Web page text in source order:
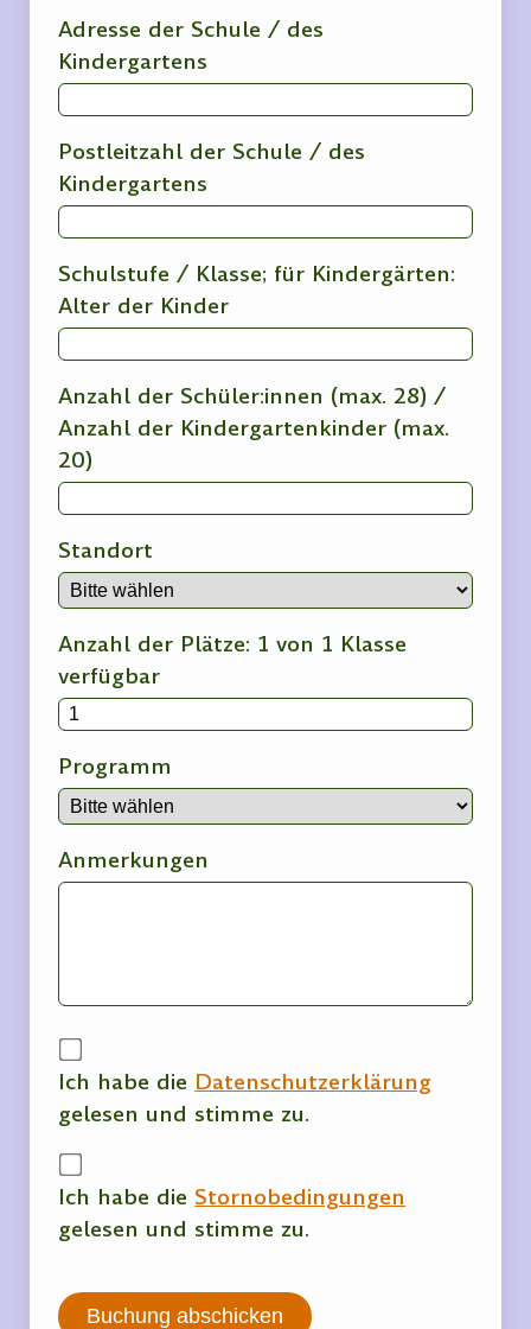
Adresse der Schule / des
Kindergartens
Postleitzahl der Schule / des
Kindergartens
Schulstufe / Klasse; für Kindergärten:
Alter der Kinder
Anzahl der Schüler:innen (max. 28) /
Anzahl der Kindergartenkinder (max.
20)
Standort
Anzahl der Plätze: 1 von 1 Klasse
verfügbar
Programm
Anmerkungen
Ich habe die Datenschutzerklärung
gelesen und stimme zu.
Ich habe die Stornobedingungen
gelesen und stimme zu.
Buchung abschicken